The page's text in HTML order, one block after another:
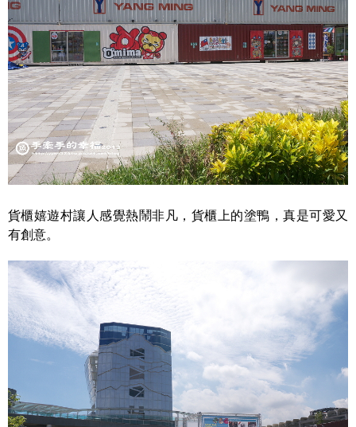
貨櫃嬉遊村讓人感覺熱鬧非凡，貨櫃上的塗鴨，真是可愛又
有創意。